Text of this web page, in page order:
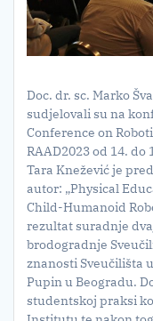
Doc. dr. sc. Marko
sudjelovali su na
Conference on
RAAD2023 od 14.
Tara Knežević je
autor: „Physical
Child-Humanoid
rezultat suradnje
brodogradnje
znanosti Sveučilišta
Pupin u Beogradu.
studentskoj praksi